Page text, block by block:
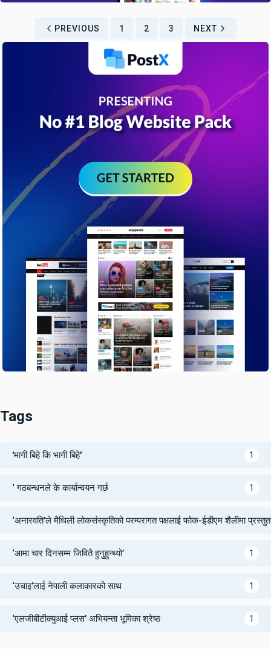
PREVIOUS 1 2 3 NEXT
Tags
'मागी बिहे कि भागी बिहे' 1
‘ गठबन्धनले के कार्यान्वयन गर्छ 1
‘अनारवति’ले मैथिली लोकसंस्कृतिको परम्परागत पक्षलाई फोक-ईडीएम शैलीमा
‘आमा चार दिनसम्म जिवितै हुनुुहुन्थ्यो’ 1
‘उचाइ’लाई नेपाली कलाकारको साथ 1
‘एलजीबीटीक्युआई प्लस’ अभियन्ता भूमिका श्रेष्ठ 1